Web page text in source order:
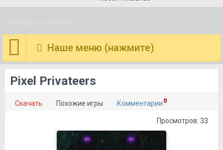
Наше меню (нажмите)
Pixel Privateers
Скачать Похожие игры Комментарии 0
Просмотров: 33